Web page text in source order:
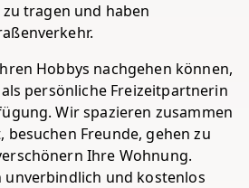
tragen und haben
Hobbys nachgehen können,
persönliche Freizeitpartnerin
Wir spazieren zusammen
Freunde, gehen zu
Ihre Wohnung.
unverbindlich und kostenlos